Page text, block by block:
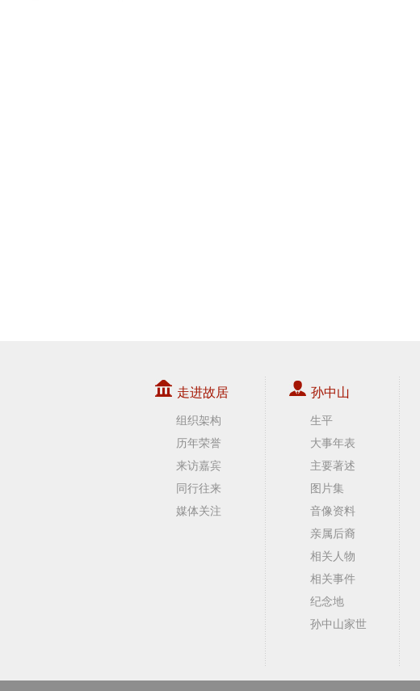
走进故居
组织架构
历年荣誉
来访嘉宾
同行往来
媒体关注
孙中山
生平
大事年表
主要著述
图片集
音像资料
亲属后裔
相关人物
相关事件
纪念地
孙中山家世